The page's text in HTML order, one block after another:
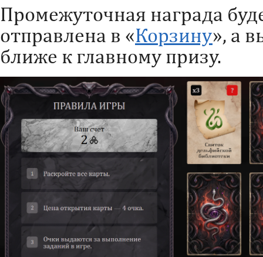
Промежуточная награда
отправлена в «Корзину», а
ближе к главному призу.